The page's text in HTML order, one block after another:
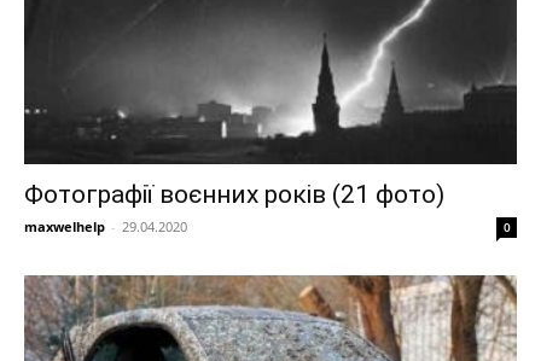
Фотографії воєнних років (21 фото)
maxwelhelp - 29.04.2020 0